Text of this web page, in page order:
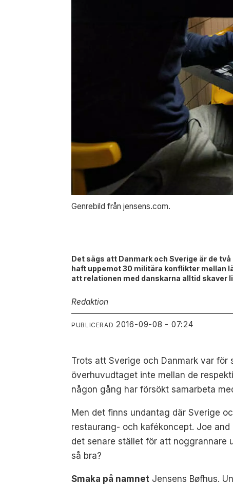
Genrebild från jensens.com.
Det sägs att Danmark och Sverige är de
haft uppemot 30 militära konflikter mellan
att relationen med danskarna alltid skaver
Redaktion
PUBLICERAD 2016-09-08 - 07:24
Trots att Sverige och Danmark var
överhuvudtaget inte mellan de
någon gång har försökt samarbeta
Men det finns undantag där Sverige
restaurang- och kafékoncept. Joe
det senare stället för att noggrannare
så bra?
Smaka på namnet Jensens Bøfhus.